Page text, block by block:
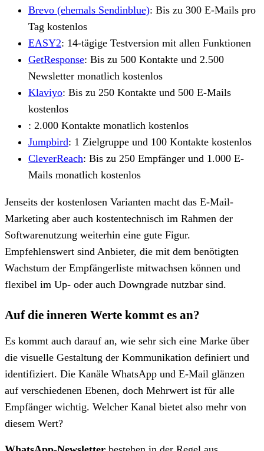
Brevo (ehemals Sendinblue): Bis zu 300 E-Mails pro
Tag kostenlos
EASY2: 14-tägige Testversion mit allen Funktionen
GetResponse: Bis zu 500 Kontakte und 2.500
Newsletter monatlich kostenlos
Klaviyo: Bis zu 250 Kontakte und 500 E-Mails
kostenlos
: 2.000 Kontakte monatlich kostenlos
Jumpbird: 1 Zielgruppe und 100 Kontakte kostenlos
CleverReach: Bis zu 250 Empfänger und 1.000 E-
Mails monatlich kostenlos
Jenseits der kostenlosen Varianten macht das E-Mail-
Marketing aber auch kostentechnisch im Rahmen der
Softwarenutzung weiterhin eine gute Figur.
Empfehlenswert sind Anbieter, die mit dem benötigten
Wachstum der Empfängerliste mitwachsen können und
flexibel im Up- oder auch Downgrade nutzbar sind.
Auf die inneren Werte kommt es an?
Es kommt auch darauf an, wie sehr sich eine Marke über
die visuelle Gestaltung der Kommunikation definiert und
identifiziert. Die Kanäle WhatsApp und E-Mail glänzen
auf verschiedenen Ebenen, doch Mehrwert ist für alle
Empfänger wichtig. Welcher Kanal bietet also mehr von
diesem Wert?